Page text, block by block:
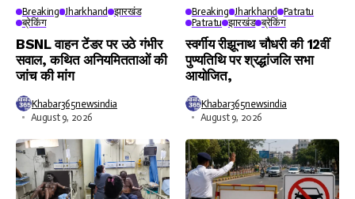
Breaking Jharkhand
झारखंड
ब्रेकिंग
BSNL वाहन टेंडर पर उठे गंभीर
सवाल, कथित अनियमितताओं की
जांच की मांग
Khabar365newsindia
August 9, 2026
Breaking Jharkhand
Patratu
Patratu झारखंड ब्रेकिंग
स्वर्गीय रीझूनाथ चौधरी की 12वीं
पुण्यतिथि पर श्रद्धांजलि सभा
आयोजित,
Khabar365newsindia
August 9, 2026